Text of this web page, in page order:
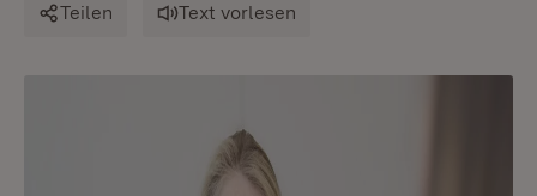
Teilen Text vorlesen